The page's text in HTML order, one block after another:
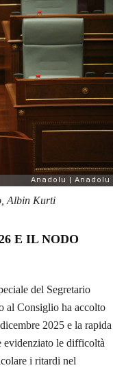
Albin Kurti
E IL NODO
del Segretario
al Consiglio ha accolto
2025 e la rapida
evidenziato le difficoltà
i ritardi nel